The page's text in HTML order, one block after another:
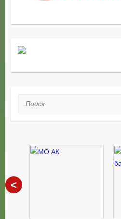
Поиск
<